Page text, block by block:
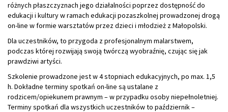
różnych płaszczyznach jego działalności poprzez dostępność do
edukacji i kultury w ramach edukacji pozaszkolnej prowadzonej drogą
on-line w formie warsztatów przez dzieci i młodzież z Małopolski.
Dla uczestników, to przygoda z profesjonalnym malarstwem,
podczas której rozwijają swoją twórczą wyobraźnię, czując się jak
prawdziwi artyści.
Szkolenie prowadzone jest w 4 stopniach edukacyjnych, po max. 1,5
h. Dokładne terminy spotkań on-line są ustalane z
rodzicem/opiekunem prawnym – w przypadku osoby niepełnoletniej.
Terminy spotkań dla wszystkich uczestników to październik –